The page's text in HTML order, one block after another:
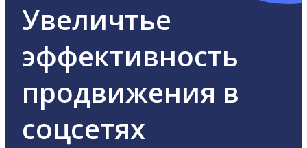
Увеличтье
эффективность
продвижения в
соцсетях